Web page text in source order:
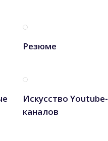
Резюме
Искусство Youtube-
каналов